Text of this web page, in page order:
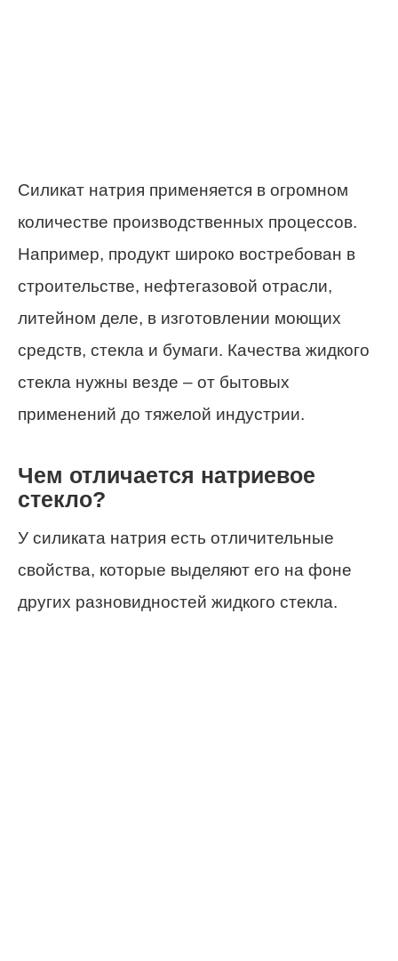
Силикат натрия применяется в огромном
количестве производственных процессов.
Например, продукт широко востребован в
строительстве, нефтегазовой отрасли,
литейном деле, в изготовлении моющих
средств, стекла и бумаги. Качества жидкого
стекла нужны везде – от бытовых
применений до тяжелой индустрии.
Чем отличается натриевое
стекло?
У силиката натрия есть отличительные
свойства, которые выделяют его на фоне
других разновидностей жидкого стекла.